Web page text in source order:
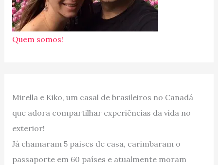
Quem somos!
Mirella e Kiko, um casal de brasileiros no Canadá
que adora compartilhar experiências da vida no
exterior!
Já chamaram 5 países de casa, carimbaram o
passaporte em 60 países e atualmente moram